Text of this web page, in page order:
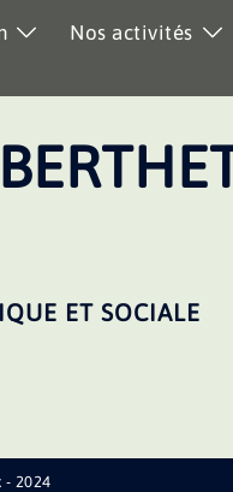
Nos activités
ET SOCIALE
- 2024